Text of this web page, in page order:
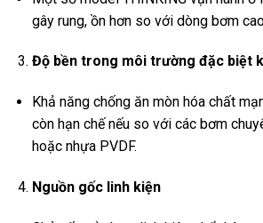
gây rung, ồn hơn so với dòng bơm
Độ bền trong môi trường đặc biệt
Khả năng chống ăn mòn hóa chất
còn hạn chế nếu so với các bơm
hoặc nhựa PVDF.
Nguồn gốc linh kiện